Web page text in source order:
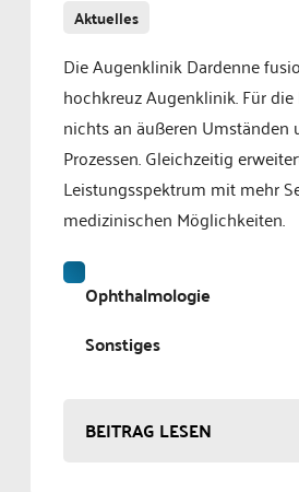
Aktuelles
Die Augenklinik Dardenne
hochkreuz Augenklinik. Für
nichts an äußeren Umständen
Prozessen. Gleichzeitig
Leistungsspektrum mit mehr
medizinischen Möglichkeiten.
Ophthalmologie
Sonstiges
BEITRAG LESEN